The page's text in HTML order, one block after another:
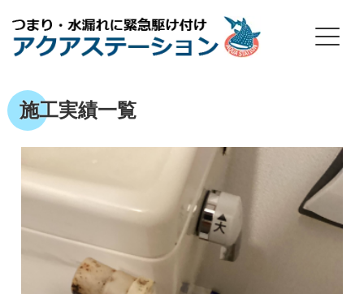
施工実績一覧